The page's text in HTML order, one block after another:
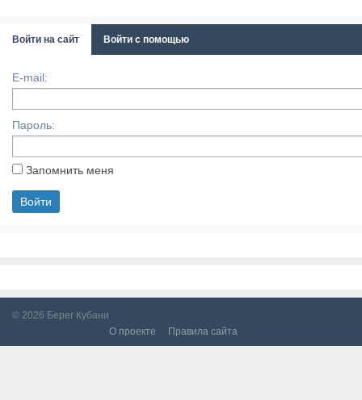
Войти на сайт Войти с помощью
E-mail:
Пароль:
Запомнить меня
© 2026 Берег Кубани
О проекте
Правила сайта